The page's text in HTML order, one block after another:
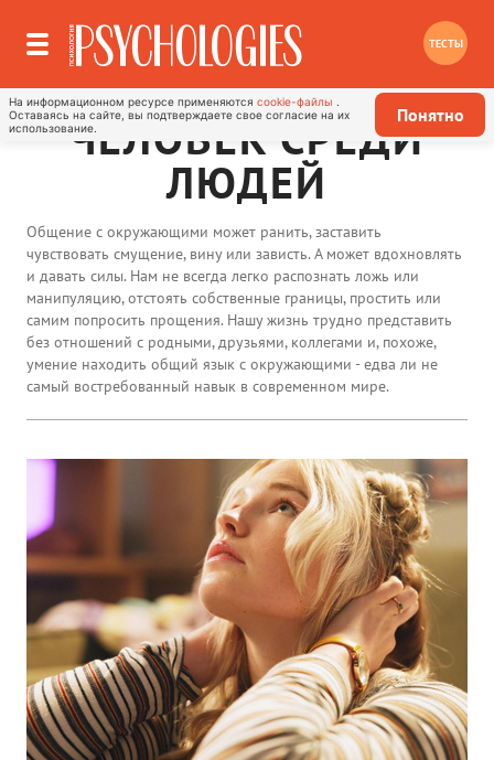
ТЕСТЫ
На информационном ресурсе применяются cookie-файлы
Оставаясь на сайте, вы подтверждаете свое согласие на их
использование.
Понятно
ЧЕЛОВЕК СРЕДИ
ЛЮДЕЙ
Общение с окружающими может ранить, заставить
чувствовать смущение, вину или зависть. А может вдохновлять
и давать силы. Нам не всегда легко распознать ложь или
манипуляцию, отстоять собственные границы, простить или
самим попросить прощения. Нашу жизнь трудно представить
без отношений с родными, друзьями, коллегами и, похоже,
умение находить общий язык с окружающими - едва ли не
самый востребованный навык в современном мире.